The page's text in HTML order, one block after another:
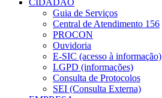
CIDADÃO
Guia de Serviços
Central de Atendimento 156
PROCON
Ouvidoria
E-SIC (acesso à informação)
LGPD (informações)
Consulta de Protocolos
SEI (Consulta Externa)